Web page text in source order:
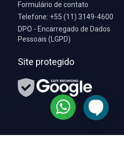
Formulário de contato
Telefone: +55 (11) 3149-4600
DPO - Encarregado de Dados
Pessoais (LGPD)
Site protegido